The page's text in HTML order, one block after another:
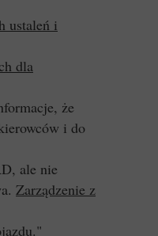
ustaleń i
dla
że
i do
ale nie
Zarządzenie z